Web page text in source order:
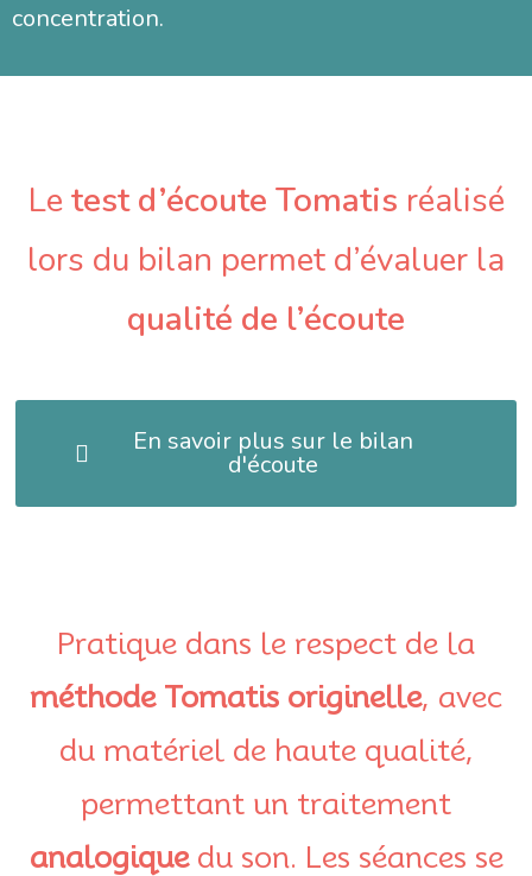
concentration.
Letest d’écoute Tomatis réalisé
lors du bilan permet d’évaluer la
qualité de l’écoute
En savoir plus sur le bilan
d'écoute
Pratique dans le respect de la
méthode Tomatis originelle, avec
du matériel de haute qualité,
permettant un traitement
analogique du son. Les séances se